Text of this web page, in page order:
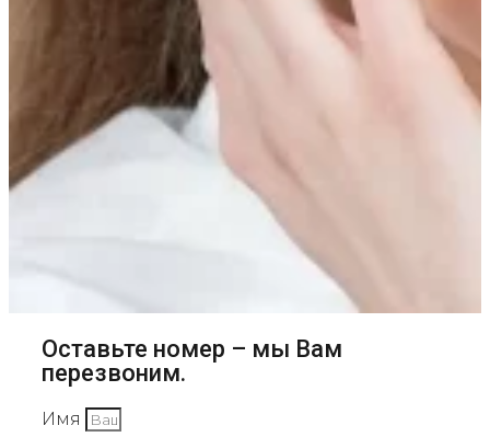
Оставьте номер – мы Вам
перезвоним.
Имя